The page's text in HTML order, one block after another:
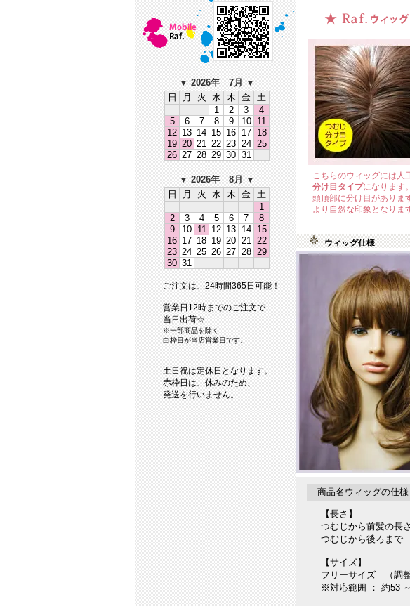
こちらのウィッグには人
分け目タイプになります。
頭頂部に分け目がありま
より自然な印象となりま
ウィッグ仕様
商品名ウィッグの仕様
【長さ】
つむじから前髪の長
つむじから後ろまで
【サイズ】
フリーサイズ （調整
※対応範囲 ： 約53
▼ 2026年 7月 ▼
日
月 火 水 木 金 土
1
2 3
4
5
6 7 8 9 10
11
12 13 14 15 16 17
18
19 20 21 22 23 24 25
26 27 28 29 30 31
▼ 2026年 8月 ▼
日
月 火 水 木 金 土
1
2
3 4 5 6 7
8
9
10 11 12 13 14
15
16 17 18 19 20 21 22
23 24 25 26 27 28 29
30 31
ご注文は、24時間365日可能！
営業日12時までのご注文で
当日出荷☆
※一部商品を除く
白枠日が当店営業日です。
土日祝は定休日となります。
赤枠日は、休みのため、
発送を行いません。